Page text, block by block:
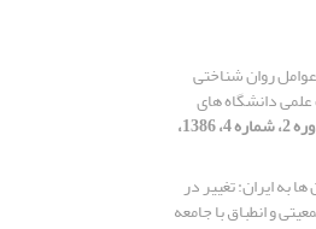
روان شناختی
علمی دانشگاه های
[دوره 2، شماره 4، 1386،
به ایران: تغییر در
و انطباق با جامعه